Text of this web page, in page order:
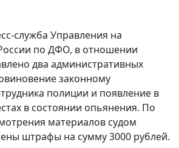
служба Управления на
по ДФО, в отношении
два административных
законному
полиции и появление в
в состоянии опьянения. По
материалов судом
штрафы на сумму 3000 рублей.